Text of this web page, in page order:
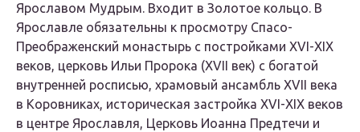
Ярославом Мудрым. Входит в Золотое кольцо. В
Ярославле обязательны к просмотру Спасо-
Преображенский монастырь с постройками XVI-XIX
веков, церковь Ильи Пророка (XVII век) с богатой
внутренней росписью, храмовый ансамбль XVII века
в Коровниках, историческая застройка XVI-XIX веков
в центре Ярославля, Церковь Иоанна Предтечи и